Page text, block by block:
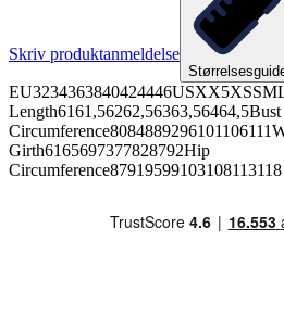
Skriv produktanmeldelse
Length6161,56262,56363,56464,5Bust
Girth6165697377828792Hip
Circumference87919599103108113118